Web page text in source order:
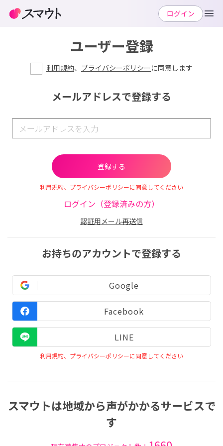
ユーザー登録
利用規約、 プライバシーポリシーに同意します
メールアドレスで登録する
利用規約、プライバシーポリシーに同意してください
ログイン（登録済みの方）
認証用メール再送信
お持ちのアカウントで登録する
Google
Facebook
LINE
利用規約、プライバシーポリシーに同意してください
スマウトは地域から声がかかるサービスで
す
ログイン